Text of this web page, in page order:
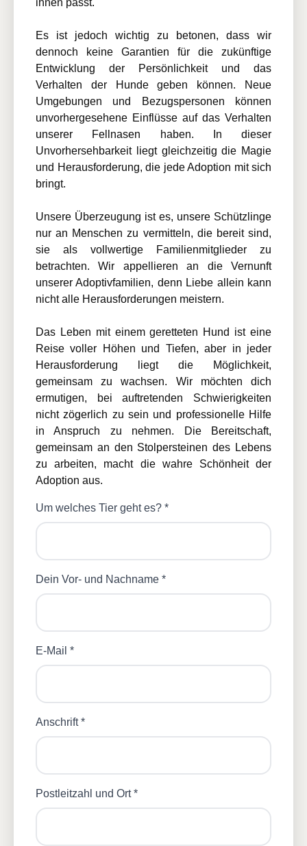
ihnen passt.
Es ist jedoch wichtig zu betonen, dass wir
dennoch keine Garantien für die zukünftige
Entwicklung der Persönlichkeit und das
Verhalten der Hunde geben können. Neue
Umgebungen und Bezugspersonen können
unvorhergesehene Einflüsse auf das Verhalten
unserer Fellnasen haben. In dieser
Unvorhersehbarkeit liegt gleichzeitig die Magie
und Herausforderung, die jede Adoption mit sich
bringt.
Unsere Überzeugung ist es, unsere Schützlinge
nur an Menschen zu vermitteln, die bereit sind,
sie als vollwertige Familienmitglieder zu
betrachten. Wir appellieren an die Vernunft
unserer Adoptivfamilien, denn Liebe allein kann
nicht alle Herausforderungen meistern.
Das Leben mit einem geretteten Hund ist eine
Reise voller Höhen und Tiefen, aber in jeder
Herausforderung liegt die Möglichkeit,
gemeinsam zu wachsen. Wir möchten dich
ermutigen, bei auftretenden Schwierigkeiten
nicht zögerlich zu sein und professionelle Hilfe
in Anspruch zu nehmen. Die Bereitschaft,
gemeinsam an den Stolpersteinen des Lebens
zu arbeiten, macht die wahre Schönheit der
Adoption aus.
Um welches Tier geht es? *
Dein Vor- und Nachname *
E-Mail *
Anschrift *
Postleitzahl und Ort *